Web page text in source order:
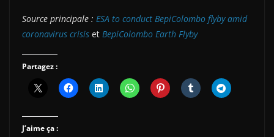
Source principale : ESA to conduct BepiColombo flyby amid
coronavirus crisis et BepiColombo Earth Flyby
Partagez :
J’aime ça :